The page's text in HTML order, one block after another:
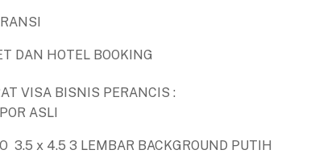
DAN HOTEL BOOKING
VISA BISNIS PERANCIS :
ASLI
3.5 x 4.5 3 LEMBAR BACKGROUND PUTIH